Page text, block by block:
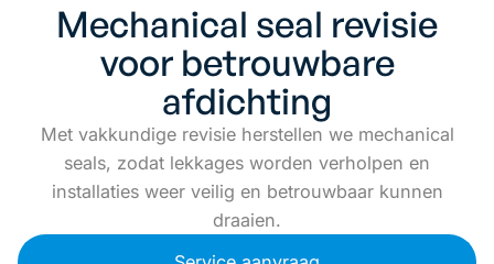
Mechanical seal revisie
voor betrouwbare
afdichting
Met vakkundige revisie herstellen we mechanical
seals, zodat lekkages worden verholpen en
installaties weer veilig en betrouwbaar kunnen
draaien.